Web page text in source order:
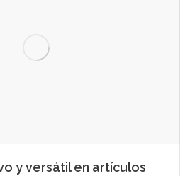
y versátil en artículos